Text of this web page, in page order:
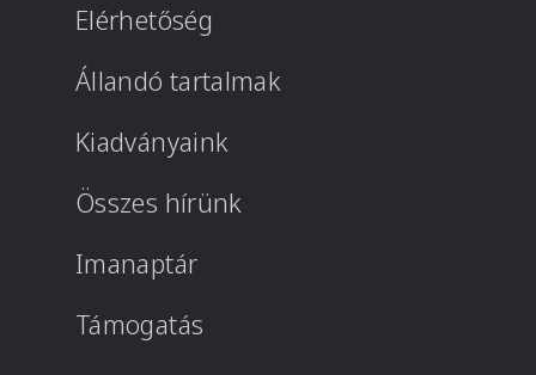
Elérhetőség
Állandó tartalmak
Kiadványaink
Összes hírünk
Imanaptár
Támogatás